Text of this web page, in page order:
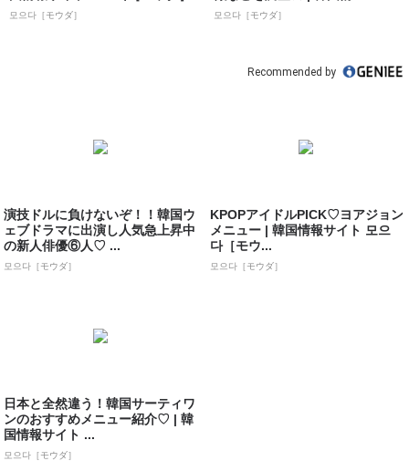
모으다［モウダ］ 모으다［モウダ］
Recommended by
演技ドルに負けないぞ！！韓国ウ
ェブドラマに出演し人気急上昇中
の新人俳優⑥人♡ ...
모으다［モウダ］
KPOPアイドルPICK♡ヨアジョン
メニュー | 韓国情報サイト 모으
다［モウ...
모으다［モウダ］
日本と全然違う！韓国サーティワ
ンのおすすめメニュー紹介♡ | 韓
国情報サイト ...
모으다［モウダ］